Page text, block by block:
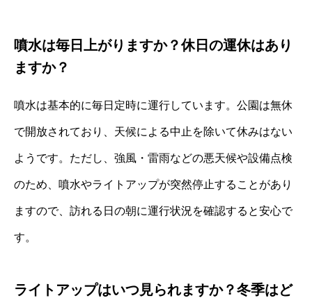
噴水は毎日上がりますか？休日の運休はあり
ますか？
噴水は基本的に毎日定時に運行しています。公園は無休
で開放されており、天候による中止を除いて休みはない
ようです。ただし、強風・雷雨などの悪天候や設備点検
のため、噴水やライトアップが突然停止することがあり
ますので、訪れる日の朝に運行状況を確認すると安心で
す。
ライトアップはいつ見られますか？冬季はど